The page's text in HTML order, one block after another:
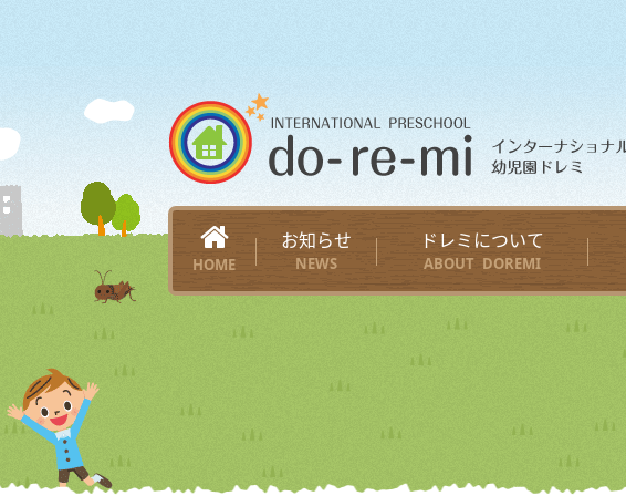
HOME
お知らせ
NEWS
ドレミについて
ABOUT DOREMI